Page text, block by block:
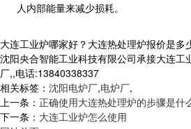
人内部能量来减少损耗。
大连工业炉哪家好？大连热处理炉报价是多
沈阳央合智能工业科技有限公司承接大连工
厂,,电话:13840338337
相关标签： 沈阳电炉厂,电炉厂,
上一条： 正确使用大连热处理炉的步骤是什
下一条： 大连工业炉怎么使用